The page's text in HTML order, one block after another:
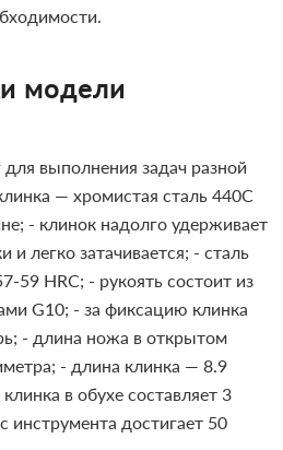
модели
для выполнения задач разной
— хромистая сталь 440C
- клинок надолго удерживает
легко затачивается; - сталь
59 HRC; - рукоять состоит из
G10; - за фиксацию клинка
- длина ножа в открытом
- длина клинка — 8.9
в обухе составляет 3
инструмента достигает 50